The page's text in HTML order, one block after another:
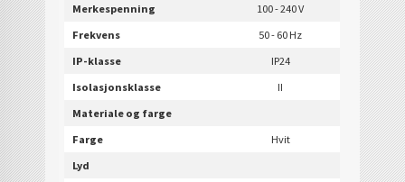
Merkespenning
100 - 240 V
Frekvens
50 - 60 Hz
IP-klasse
IP24
Isolasjonsklasse
II
Materiale og farge
Farge
Hvit
Lyd